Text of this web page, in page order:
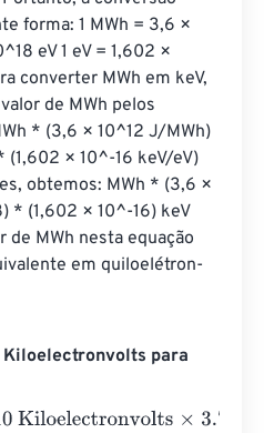
forma: 1 MWh = 3,6 ×
eV 1 eV = 1,602 ×
converter MWh em keV,
de MWh pelos
* (3,6 × 10^12 J/MWh)
× 10^-16 keV/eV)
obtemos: MWh * (3,6 ×
* (1,602 × 10^-16) keV
de MWh nesta equação
em quiloelétron-
Kiloelectronvolts para
×